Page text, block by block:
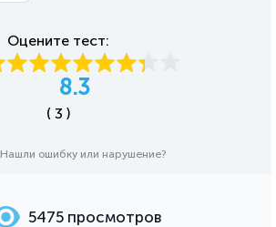
Оцените тест:
8.3
( 3 )
Нашли ошибку или нарушение?
5475 просмотров